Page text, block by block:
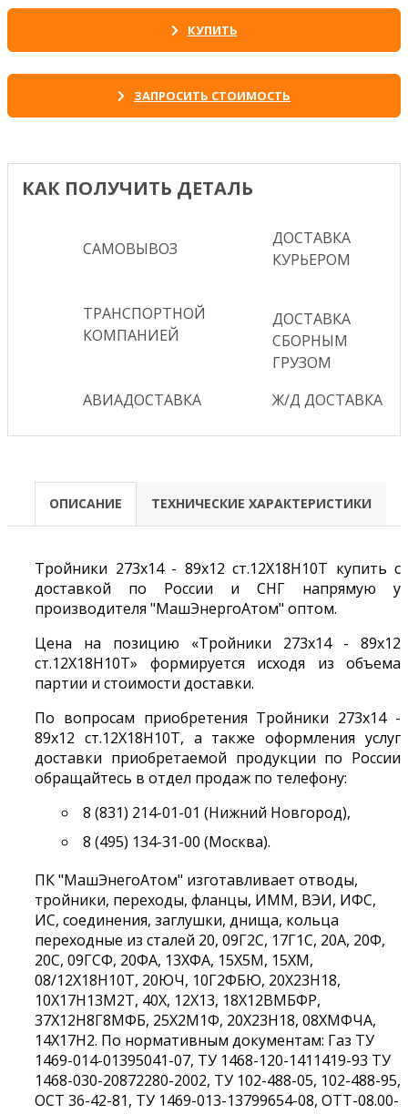
КУПИТЬ
ЗАПРОСИТЬ СТОИМОСТЬ
КАК ПОЛУЧИТЬ ДЕТАЛЬ
САМОВЫВОЗ
ДОСТАВКА
КУРЬЕРОМ
ТРАНСПОРТНОЙ
КОМПАНИЕЙ
ДОСТАВКА
СБОРНЫМ
ГРУЗОМ
АВИАДОСТАВКА
Ж/Д ДОСТАВКА
ОПИСАНИЕ ТЕХНИЧЕСКИЕ ХАРАКТЕРИСТИКИ
Тройники 273х14 - 89х12 ст.12Х18Н10Т купить с
доставкой по России и СНГ напрямую у
производителя "МашЭнергоАтом" оптом.
Цена на позицию «Тройники 273х14 - 89х12
ст.12Х18Н10Т» формируется исходя из объема
партии и стоимости доставки.
По вопросам приобретения Тройники 273х14 -
89х12 ст.12Х18Н10Т, а также оформления услуг
доставки приобретаемой продукции по России
обращайтесь в отдел продаж по телефону:
8 (831) 214-01-01 (Нижний Новгород),
8 (495) 134-31-00 (Москва).
ПК "МашЭнегоАтом" изготавливает отводы,
тройники, переходы, фланцы, ИММ, ВЭИ, ИФС,
ИС, соединения, заглушки, днища, кольца
переходные из сталей 20, 09Г2С, 17Г1С, 20А, 20Ф,
20С, 09ГСФ, 20ФА, 13ХФА, 15Х5М, 15ХМ,
08/12Х18Н10Т, 20ЮЧ, 10Г2ФБЮ, 20Х23Н18,
10Х17Н13М2Т, 40Х, 12Х13, 18Х12ВМБФР,
37Х12Н8Г8МФБ, 25Х2М1Ф, 20Х23Н18, 08ХМФЧА,
14Х17Н2. По нормативным документам: Газ ТУ
1469-014-01395041-07, ТУ 1468-120-1411419-93 ТУ
1468-030-20872280-2002, ТУ 102-488-05, 102-488-95,
ОСТ 36-42-81, ТУ 1469-013-13799654-08, ОТТ-08.00-